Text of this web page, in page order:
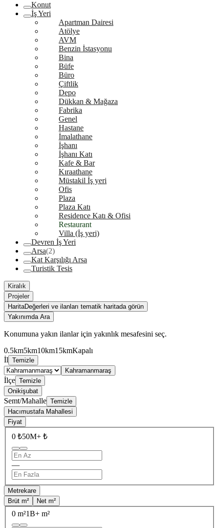
Konut
İş Yeri
Apartman Dairesi
Atölye
AVM
Benzin İstasyonu
Bina
Büfe
Büro
Çiftlik
Depo
Dükkan & Mağaza
Fabrika
Genel
Hastane
İmalathane
İşhanı
İşhanı Katı
Kafe & Bar
Kıraathane
Müstakil İş yeri
Ofis
Plaza
Plaza Katı
Residence Katı & Ofisi
Restaurant
Villa (İş yeri)
Devren İş Yeri
Arsa(2)
Kat Karşılığı Arsa
Turistik Tesis
Kiralık
Projeler
HaritaDeğerleri ve ilanları tematik haritada görün
Yakınımda Ara
Konumuna yakın ilanlar için yakınlık mesafesini seç.
0.5km5km10km15kmKapalı
İl Temizle
Kahramanmaraş
İlçe Temizle
Onikişubat
Semt/Mahalle Temizle
Hacımustafa Mahallesi
Fiyat
0 ₺50M+ ₺
—
Metrekare
Brüt m²
Net m²
0 m²1B+ m²